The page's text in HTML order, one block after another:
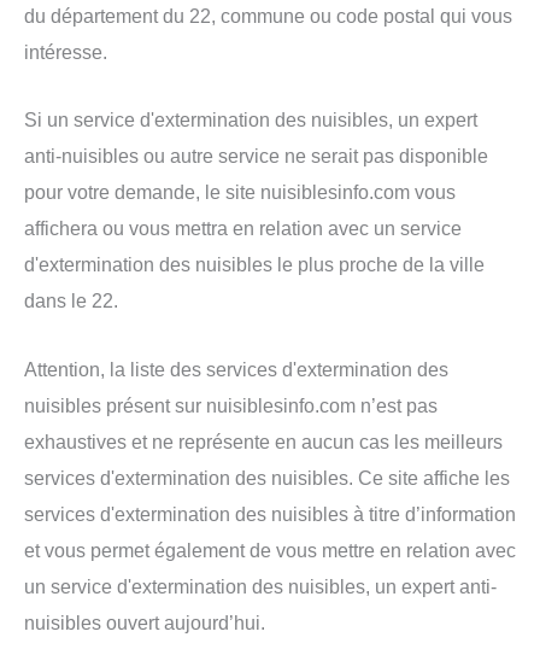
du département du 22, commune ou code postal qui vous
intéresse.
Si un service d'extermination des nuisibles, un expert
anti-nuisibles ou autre service ne serait pas disponible
pour votre demande, le site nuisiblesinfo.com vous
affichera ou vous mettra en relation avec un service
d'extermination des nuisibles le plus proche de la ville
dans le 22.
Attention, la liste des services d'extermination des
nuisibles présent sur nuisiblesinfo.com n’est pas
exhaustives et ne représente en aucun cas les meilleurs
services d'extermination des nuisibles. Ce site affiche les
services d'extermination des nuisibles à titre d’information
et vous permet également de vous mettre en relation avec
un service d'extermination des nuisibles, un expert anti-
nuisibles ouvert aujourd’hui.